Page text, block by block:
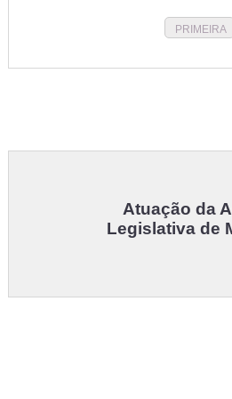
PRIMEIRA
Atuação da
Legislativa de